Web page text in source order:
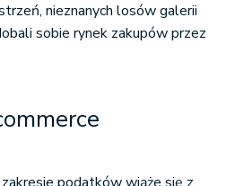
nieznanych losów galerii
sobie rynek zakupów przez